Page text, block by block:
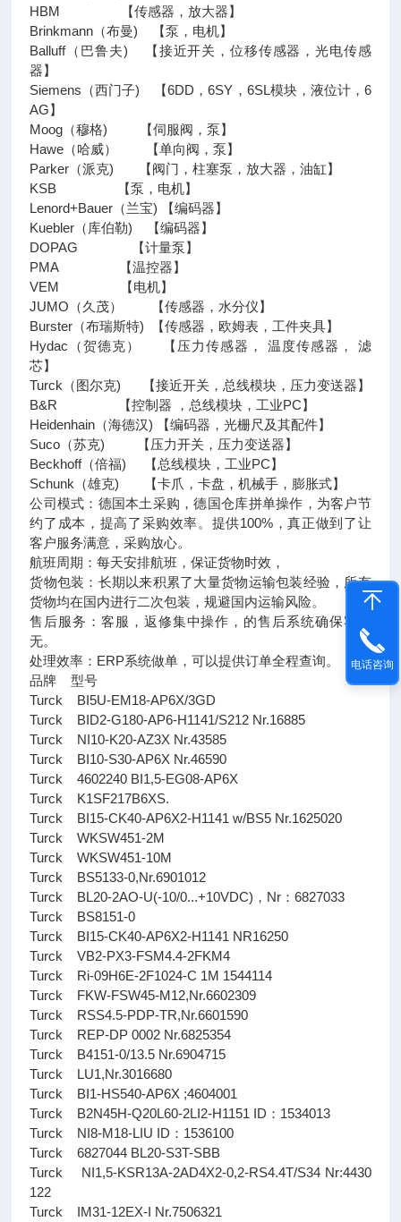
HBM 【传感器，放大器】
Brinkmann（布曼) 【泵，电机】
Balluff（巴鲁夫) 【接近开关，位移传感器，光电传感
器】
Siemens（西门子) 【6DD，6SY，6SL模块，液位计，6
AG】
Moog（穆格) 【伺服阀，泵】
Hawe（哈威） 【单向阀，泵】
Parker（派克) 【阀门，柱塞泵，放大器，油缸】
KSB 【泵，电机】
Lenord+Bauer（兰宝) 【编码器】
Kuebler（库伯勒) 【编码器】
DOPAG 【计量泵】
PMA 【温控器】
VEM 【电机】
JUMO（久茂） 【传感器，水分仪】
Burster（布瑞斯特) 【传感器，欧姆表，工件夹具】
Hydac（贺德克） 【压力传感器， 温度传感器， 滤
芯】
Turck（图尔克) 【接近开关，总线模块，压力变送器】
B&R 【控制器 ，总线模块，工业PC】
Heidenhain（海德汉) 【编码器，光栅尺及其配件】
Suco（苏克) 【压力开关，压力变送器】
Beckhoff（倍福) 【总线模块，工业PC】
Schunk（雄克) 【卡爪，卡盘，机械手，膨胀式】
公司模式：德国本土采购，德国仓库拼单操作，为客户节
约了成本，提高了采购效率。提供100%，真正做到了让
客户服务满意，采购放心。
航班周期：每天安排航班，保证货物时效，
货物包装：长期以来积累了大量货物运输包装经验，所有
货物均在国内进行二次包装，规避国内运输风险。
售后服务：客服，返修集中操作，的售后系统确保客户
无。
处理效率：ERP系统做单，可以提供订单全程查询。
品牌 型号
Turck BI5U-EM18-AP6X/3GD
Turck BID2-G180-AP6-H1141/S212 Nr.16885
Turck NI10-K20-AZ3X Nr.43585
Turck BI10-S30-AP6X Nr.46590
Turck 4602240 BI1,5-EG08-AP6X
Turck K1SF217B6XS.
Turck BI15-CK40-AP6X2-H1141 w/BS5 Nr.1625020
Turck WKSW451-2M
Turck WKSW451-10M
Turck BS5133-0,Nr.6901012
Turck BL20-2AO-U(-10/0...+10VDC)，Nr：6827033
Turck BS8151-0
Turck BI15-CK40-AP6X2-H1141 NR16250
Turck VB2-PX3-FSM4.4-2FKM4
Turck Ri-09H6E-2F1024-C 1M 1544114
Turck FKW-FSW45-M12,Nr.6602309
Turck RSS4.5-PDP-TR,Nr.6601590
Turck REP-DP 0002 Nr.6825354
Turck B4151-0/13.5 Nr.6904715
Turck LU1,Nr.3016680
Turck BI1-HS540-AP6X ;4604001
Turck B2N45H-Q20L60-2LI2-H1151 ID：1534013
Turck NI8-M18-LIU ID：1536100
Turck 6827044 BL20-S3T-SBB
Turck NI1,5-KSR13A-2AD4X2-0,2-RS4.4T/S34 Nr:4430
122
Turck IM31-12EX-I Nr.7506321
电话咨询